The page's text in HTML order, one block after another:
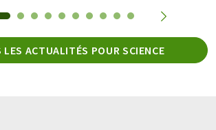
LES ACTUALITÉS POUR SCIENCE